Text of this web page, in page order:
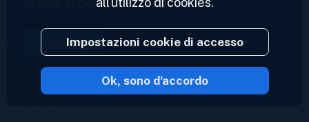
accedi subito ai tuoi feed.
Accedi
2023 © Inoreader
Impostazioni cookie di accesso
Ok, sono d'accordo